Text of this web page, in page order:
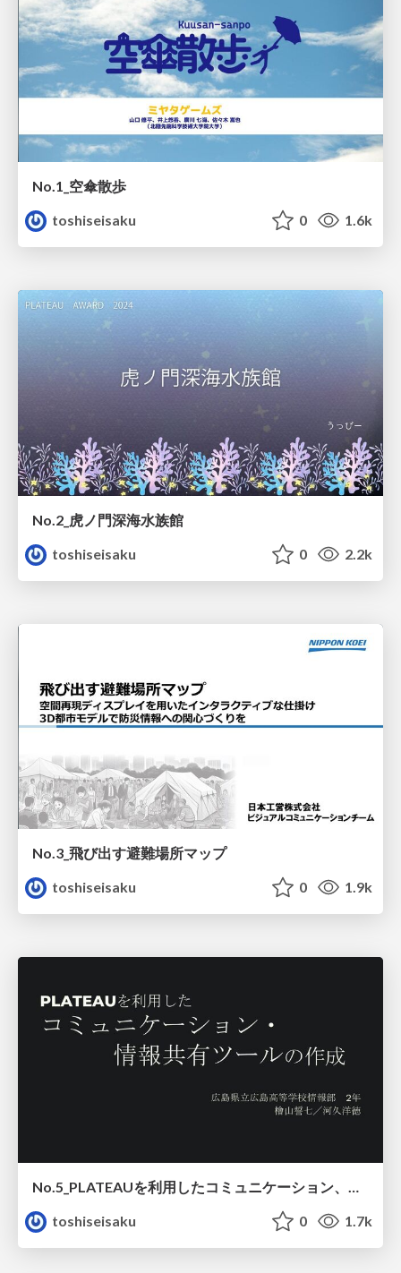
No.1_空傘散歩
toshiseisaku
0 1.6k
No.2_虎ノ門深海水族館
toshiseisaku
0 2.2k
No.3_飛び出す避難場所マップ
toshiseisaku
0 1.9k
toshiseisaku
0 1.7k